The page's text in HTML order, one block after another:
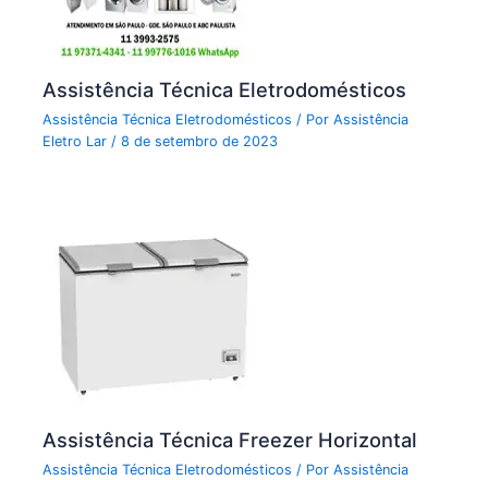
Assistência Técnica Eletrodomésticos
Assistência Técnica Eletrodomésticos / PorAssistência
Eletro Lar/8 de setembro de 2023
Assistência Técnica Freezer Horizontal
Assistência Técnica Eletrodomésticos / PorAssistência